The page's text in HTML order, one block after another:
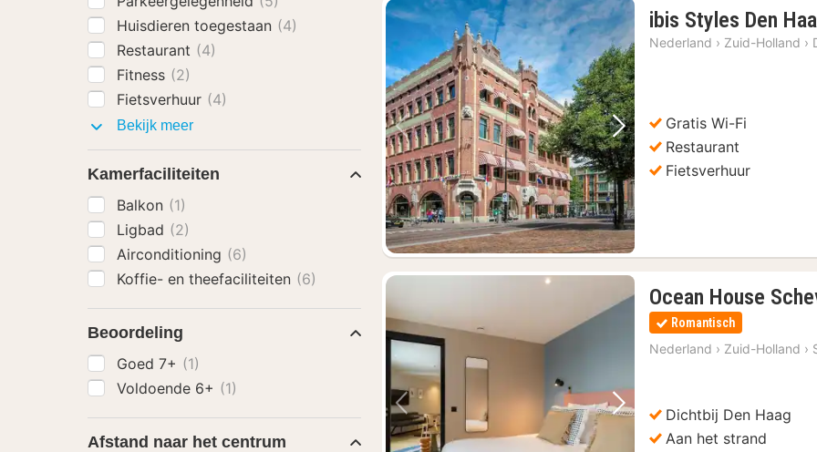
Vorige foto Volgende foto
ibis Styles Den
Nederland › Zuid-Holland ›
Gratis Wi-Fi
Restaurant
Fietsverhuur
Vorige foto Volgende foto
Ocean House
Romantisch
Nederland › Zuid-Holland ›
Dichtbij Den Haag
Aan het strand
Huisdieren toegestaan (4)
Restaurant (4)
Fitness (2)
Fietsverhuur (4)
Bekijk meerFaciliteiten
Kamerfaciliteiten
Balkon (1)
Ligbad (2)
Airconditioning (6)
Koffie- en theefaciliteiten (6)
Beoordeling
Goed 7+ (1)
Voldoende 6+ (1)
Afstand naar het centrum